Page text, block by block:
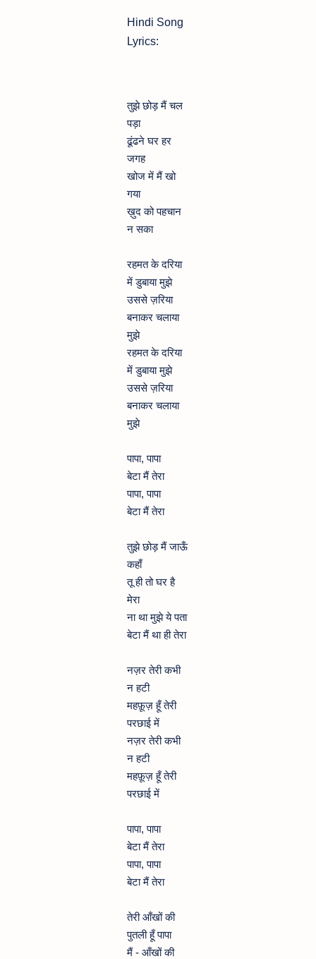
Hindi Song
Lyrics:
तुझे छोड़ मैं चल
पड़ा
ढूंढने घर हर
जगह
खोज में मैं खो
गया
ख़ुद को पहचान
न सका
रहमत के दरिया
में डुबाया मुझे
उससे ज़रिया
बनाकर चलाया
मुझे
रहमत के दरिया
में डुबाया मुझे
उससे ज़रिया
बनाकर चलाया
मुझे
पापा, पापा
बेटा मैं तेरा
पापा, पापा
बेटा मैं तेरा
तुझे छोड़ मैं जाऊँ
कहाँ
तू ही तो घर है
मेरा
ना था मुझे ये पता
बेटा मैं था ही तेरा
नज़र तेरी कभी
न हटी
महफ़ूज़ हूँ तेरी
परछाई में
नज़र तेरी कभी
न हटी
महफ़ूज़ हूँ तेरी
परछाई में
पापा, पापा
बेटा मैं तेरा
पापा, पापा
बेटा मैं तेरा
तेरी आँखों की
पुतली हूँ पापा
मैं - आँखों की